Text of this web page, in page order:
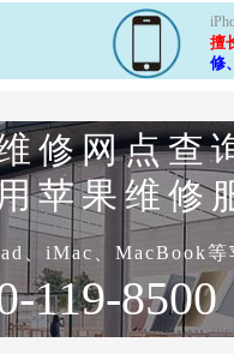
擅
修
修网点查
苹果维修
、iMac、MacBook等
119-8500